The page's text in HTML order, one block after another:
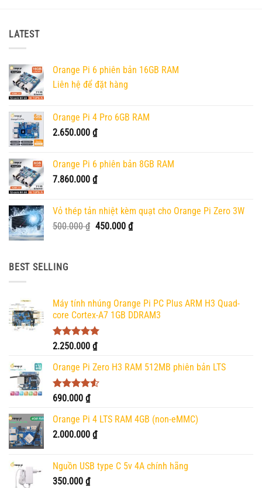
LATEST
Orange Pi 6 phiên bản 16GB RAM
Liên hệ để đặt hàng
Orange Pi 4 Pro 6GB RAM
2.650.000 ₫
Orange Pi 6 phiên bản 8GB RAM
7.860.000 ₫
Vỏ thép tản nhiệt kèm quạt cho Orange Pi Zero 3W
500.000₫ Giá
450.000 ₫Giá
BEST SELLING
Máy tính nhúng Orange Pi PC Plus ARM H3 Quad-
core Cortex-A7 1GB DDRAM3
Được xếp
5 sao
2.250.000 ₫
Orange Pi Zero H3 RAM 512MB phiên bản LTS
Được xếp
4.50
5 sao
690.000 ₫
Orange Pi 4 LTS RAM 4GB (non-eMMC)
2.000.000 ₫
Nguồn USB type C 5v 4A chính hãng
350.000 ₫